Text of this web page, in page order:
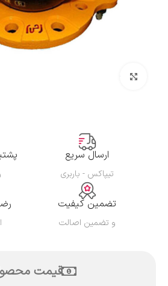
بزرگنمایی تصویر
ارسال سریع
تیپاکس - باربری
تضمین کیفیت
و تضمین اصالت
قیمت